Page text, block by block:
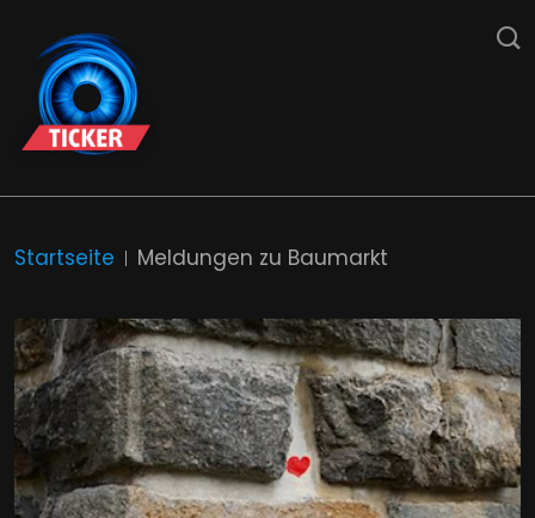
Startseite Meldungen zu Baumarkt